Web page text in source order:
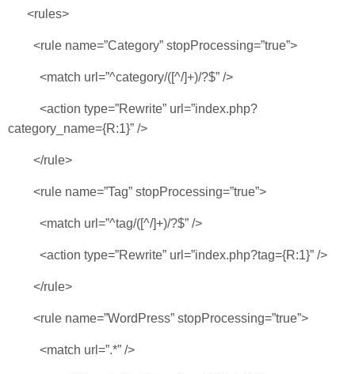
<rules>
<rule name=”Category” stopProcessing=”true”>
<match url=”^category/([^/]+)/?$” />
<action type=”Rewrite” url=”index.php?
category_name={R:1}” />
</rule>
<rule name=”Tag” stopProcessing=”true”>
<match url=”^tag/([^/]+)/?$” />
<action type=”Rewrite” url=”index.php?tag={R:1}” />
</rule>
<rule name=”WordPress” stopProcessing=”true”>
<match url=”.*” />